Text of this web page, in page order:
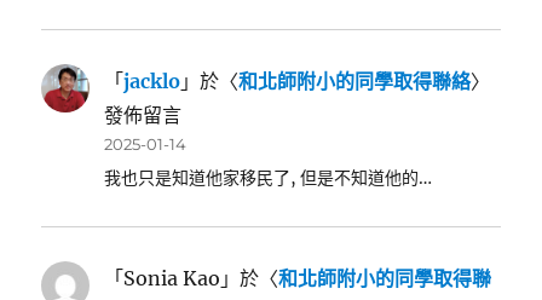
「jacklo 」於〈和北師附小的同學取得聯絡〉
發佈留言
2025-01-14
我也只是知道他家移民了, 但是不知道他的…
「Sonia Kao 」於〈和北師附小的同學取得聯